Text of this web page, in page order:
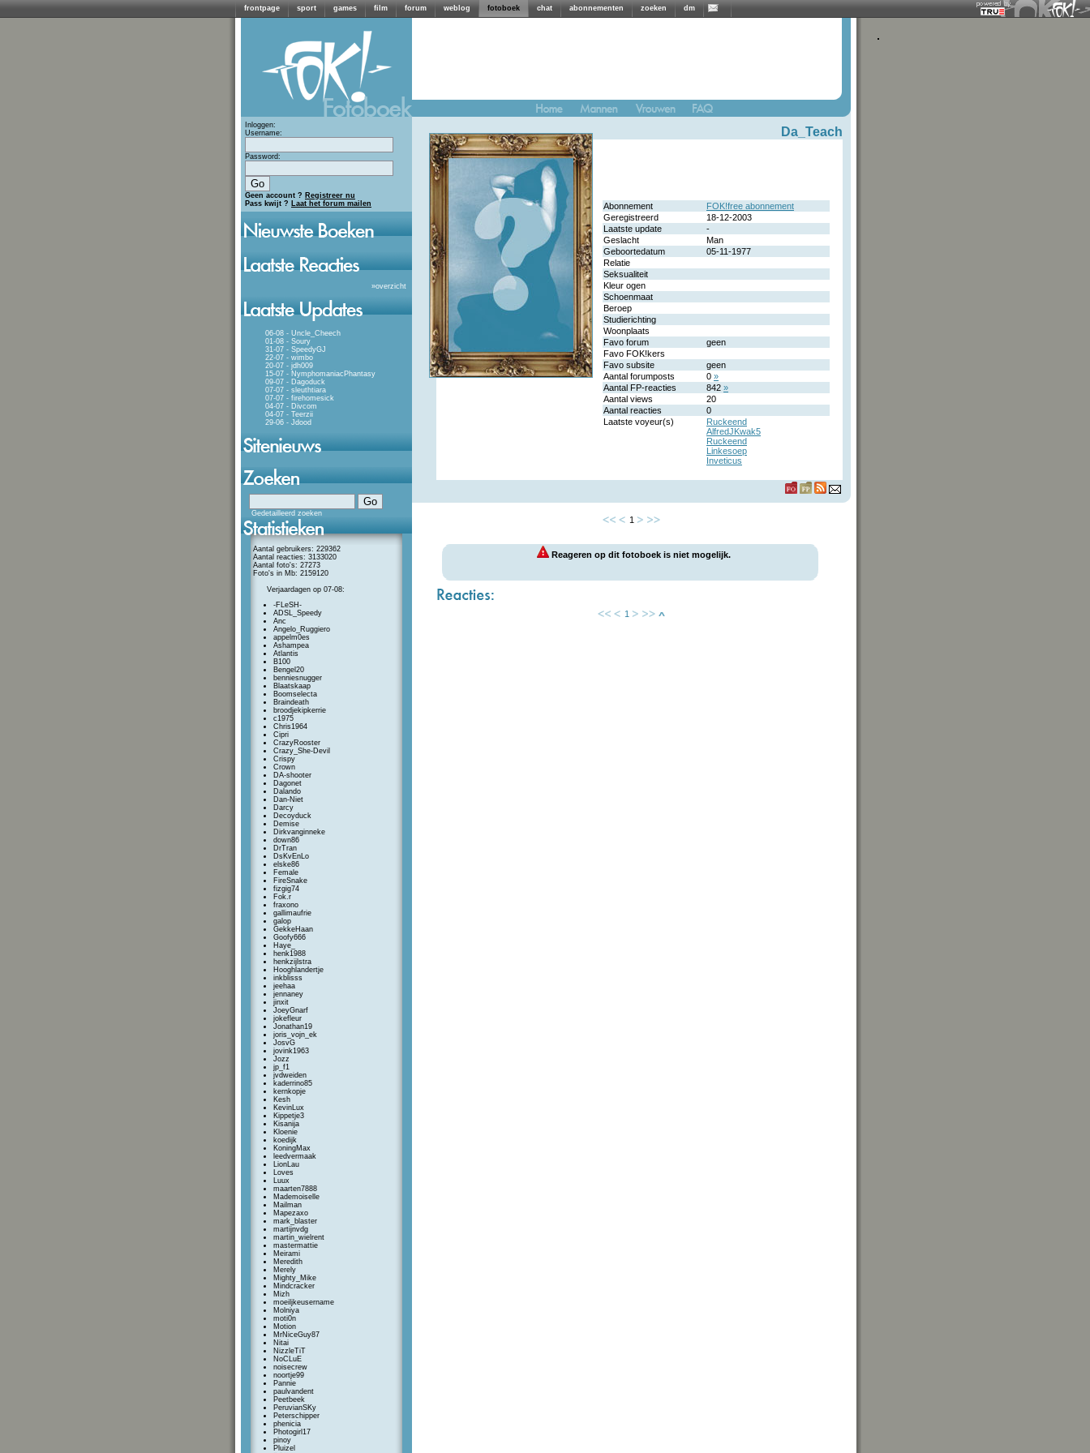
frontpage sport games film forum weblog fotoboek chat abonnementen zoeken dm
Inloggen:
Username:
Password:
Geen account ? Registreer nu
Pass kwijt ? Laat het forum mailen
»overzicht
06-08 - Uncle_Cheech
01-08 - Soury
31-07 - SpeedyGJ
22-07 - wimbo
20-07 - jdh009
15-07 - NymphomaniacPhantasy
09-07 - Dagoduck
07-07 - sleuthtiara
07-07 - firehomesick
04-07 - Divcom
04-07 - Teerzii
29-06 - Jdood
Gedetailleerd zoeken
Aantal gebruikers: 229362
Aantal reacties: 3133020
Aantal foto's: 27273
Foto's in Mb: 2159120
Verjaardagen op 07-08:
-FLeSH-
ADSL_Speedy
Anc
Angelo_Ruggiero
appelm0es
Ashampea
Atlantis
B100
Bengel20
benniesnugger
Blaatskaap
Boomselecta
Braindeath
broodjekipkerrie
c1975
Chris1964
Cipri
CrazyRooster
Crazy_She-Devil
Crispy
Crown
DA-shooter
Dagonet
Dalando
Dan-Niet
Darcy
Decoyduck
Demise
Dirkvanginneke
down86
DrTran
DsKvEnLo
elske86
Female
FireSnake
fizgig74
Fok.r
fraxono
gallimaufrie
galop
GekkeHaan
Goofy666
Haye_
henk1988
henkzijlstra
Hooghlandertje
inkblisss
jeehaa
jennaney
jinxit
JoeyGnarf
jokefleur
Jonathan19
joris_vojn_ek
JosvG
jovink1963
Jozz
jp_f1
jvdweiden
kaderrino85
kernkopje
Kesh
KevinLux
Kippetje3
Kisanija
Kloenie
koedijk
KoningMax
leedvermaak
LionLau
Loves
Luux
maarten7888
Mademoiselle
Mailman
Mapezaxo
mark_blaster
martijnvdg
martin_wielrent
mastermattie
Meirami
Meredith
Merely
Mighty_Mike
Mindcracker
Mizh
moeiljkeusername
Molniya
moti0n
Motion
MrNiceGuy87
Nitai
NizzleTiT
NoCLuE
noisecrew
noortje99
Pannie
paulvandent
Peetbeek
PeruvianSKy
Peterschipper
phenicia
Photogirl17
pinoy
Pluizel
Da_Teach
Abonnement
FOK!free abonnement
Geregistreerd
18-12-2003
Laatste update
-
Geslacht
Man
Geboortedatum
05-11-1977
Relatie
Seksualiteit
Kleur ogen
Schoenmaat
Beroep
Studierichting
Woonplaats
Favo forum
geen
Favo FOK!kers
Favo subsite
geen
Aantal forumposts
0 »
Aantal FP-reacties
842 »
Aantal views
20
Aantal reacties
0
Laatste voyeur(s)
Ruckeend
AlfredJKwak5
Ruckeend
Linkesoep
Inveticus
1
Reageren op dit fotoboek is niet mogelijk.
1